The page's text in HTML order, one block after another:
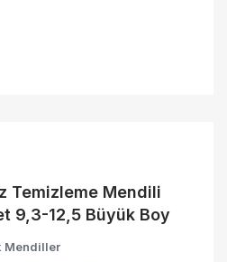
Temizleme Mendili
9,3-12,5 Büyük Boy
Mendiller